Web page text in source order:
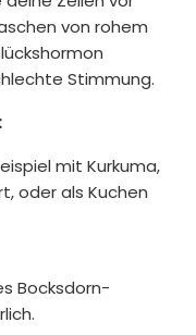
von rohem
Stimmung.
mit Kurkuma,
oder als Kuchen
Bocksdorn-